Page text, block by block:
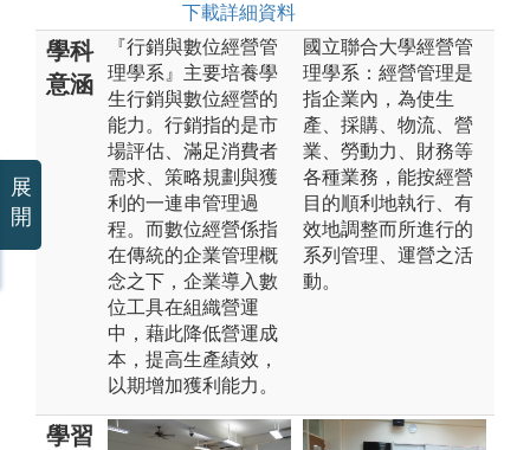
下載詳細資料
學科
意涵
『行銷與數位經營管
理學系』主要培養學
生行銷與數位經營的
能力。行銷指的是市
場評估、滿足消費者
需求、策略規劃與獲
利的一連串管理過
程。而數位經營係指
在傳統的企業管理概
念之下，企業導入數
位工具在組織營運
中，藉此降低營運成
本，提高生產績效，
以期增加獲利能力。
國立聯合大學經營管
理學系：經營管理是
指企業內，為使生
產、採購、物流、營
業、勞動力、財務等
各種業務，能按經營
目的順利地執行、有
效地調整而所進行的
系列管理、運營之活
動。
學習
展
開